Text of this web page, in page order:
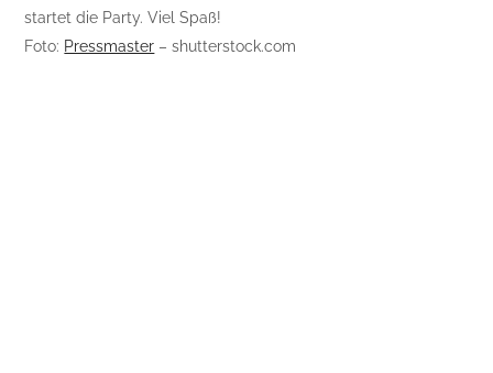
startet die Party. Viel Spaß!
Foto: Pressmaster – shutterstock.com